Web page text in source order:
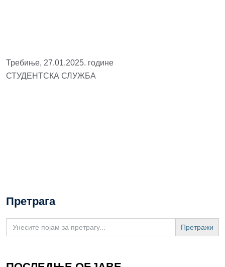
Требиње, 27.01.2025. године
СТУДЕНТСКА СЛУЖБА
Претрага
Search
for: